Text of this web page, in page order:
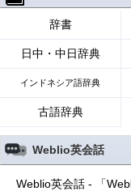
辞書
日中・中日辞典
インドネシア語辞典
古語辞典
Weblio英会話
Weblio英会話 - 「